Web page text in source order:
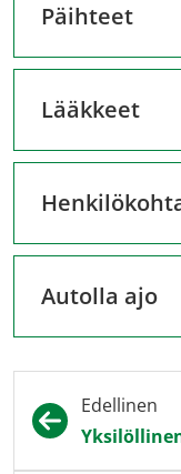
Päihteet
Lääkkeet
Autolla ajo
Edellinen